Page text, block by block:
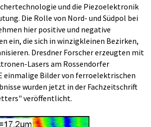
und die Piezoelektronik
Die Rolle von Nord- und Südpol bei
hier positive und negative
ein, die sich in winzigkleinen Bezirken,
Dresdner Forscher erzeugten mit
Lasers am Rossendorfer
einmalige Bilder von ferroelektrischen
wurden jetzt in der Fachzeitschrift
veröffentlicht.